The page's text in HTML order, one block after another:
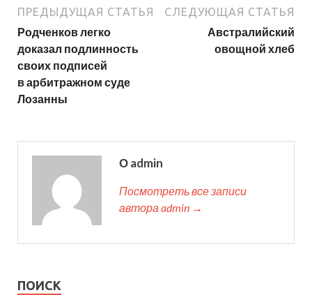
ПРЕДЫДУЩАЯ СТАТЬЯ
Родченков легко
доказал подлинность
своих подписей
в арбитражном суде
Лозанны
СЛЕДУЮЩАЯ СТАТЬЯ
Австралийский
овощной хлеб
О admin
Посмотреть все записи
автора admin →
ПОИСК